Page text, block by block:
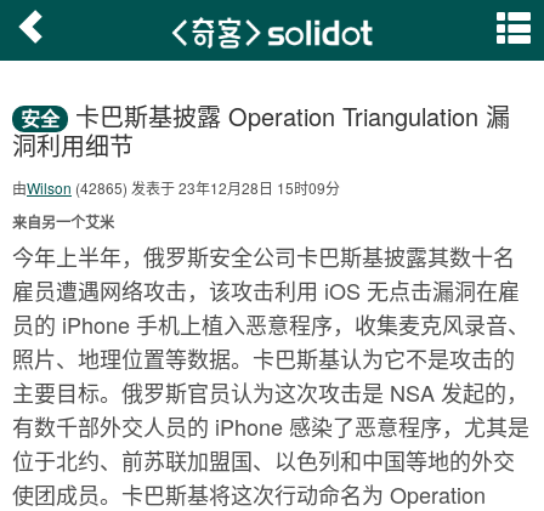
安全
卡巴斯基披露 Operation Triangulation 漏
洞利用细节
由Wilson (42865) 发表于 23年12月28日 15时09分
来自另一个艾米
今年上半年，俄罗斯安全公司卡巴斯基披露其数十名
雇员遭遇网络攻击，该攻击利用 iOS 无点击漏洞在雇
员的 iPhone 手机上植入恶意程序，收集麦克风录音、
照片、地理位置等数据。卡巴斯基认为它不是攻击的
主要目标。俄罗斯官员认为这次攻击是 NSA 发起的，
有数千部外交人员的 iPhone 感染了恶意程序，尤其是
位于北约、前苏联加盟国、以色列和中国等地的外交
使团成员。卡巴斯基将这次行动命名为 Operation